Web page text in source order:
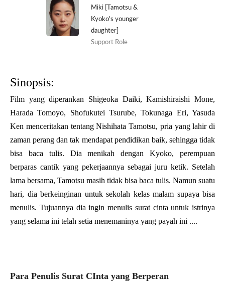
Miki [Tamotsu &
Kyoko's younger
daughter]
Support Role
Sinopsis:
Film yang diperankan Shigeoka Daiki, Kamishiraishi Mone,
Harada Tomoyo, Shofukutei Tsurube, Tokunaga Eri, Yasuda
Ken menceritakan tentang Nishihata Tamotsu, pria yang lahir di
zaman perang dan tak mendapat pendidikan baik, sehingga tidak
bisa baca tulis. Dia menikah dengan Kyoko, perempuan
berparas cantik yang pekerjaannya sebagai juru ketik. Setelah
lama bersama, Tamotsu masih tidak bisa baca tulis. Namun suatu
hari, dia berkeinginan untuk sekolah kelas malam supaya bisa
menulis. Tujuannya dia ingin menulis surat cinta untuk istrinya
yang selama ini telah setia menemaninya yang payah ini ....
Para Penulis Surat CInta yang Berperan